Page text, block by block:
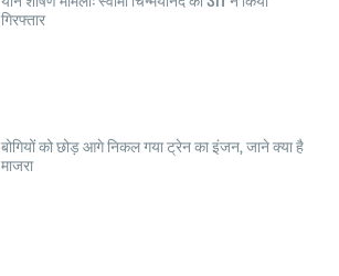
गिरफ्तार
बोगियों को छोड़ आगे निकल गया ट्रेन का इंजन, जाने क्या है
माजरा